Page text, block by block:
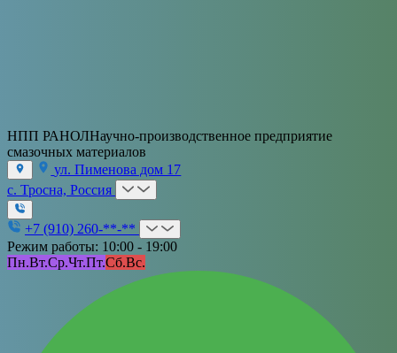
НПП РАНОЛНаучно-производственное предприятие
смазочных материалов
ул. Пименова дом 17
с. Тросна, Россия
+7 (910) 260-**-**
Режим работы: 10:00 - 19:00
Пн.Вт.Ср.Чт.Пт.Сб.Вс.